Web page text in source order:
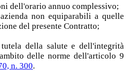
dell'orario annuo complessivo;
non equiparabili a quelle
del presente Contratto;
della salute e dell'integrità
delle norme dell'articolo 9
n. 300.